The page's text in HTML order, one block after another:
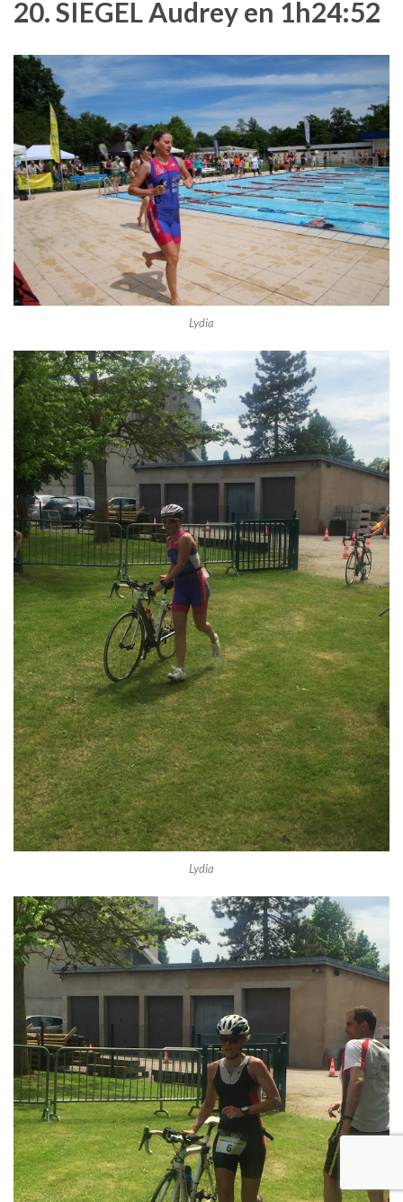
20. SIEGEL Audrey en 1h24:52
Lydia
Lydia